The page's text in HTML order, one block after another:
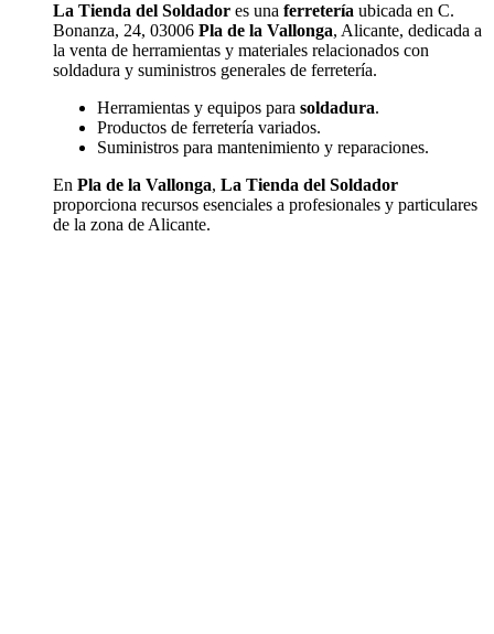
La Tienda del Soldador es una ferretería ubicada en C.
Bonanza, 24, 03006 Pla de la Vallonga, Alicante, dedicada a
la venta de herramientas y materiales relacionados con
soldadura y suministros generales de ferretería.
Herramientas y equipos para soldadura.
Productos de ferretería variados.
Suministros para mantenimiento y reparaciones.
En Pla de la Vallonga, La Tienda del Soldador
proporciona recursos esenciales a profesionales y particulares
de la zona de Alicante.